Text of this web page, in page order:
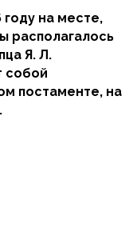
году на месте,
располагалось
Я. Л.
собой
постаменте, на